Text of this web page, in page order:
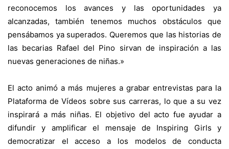
reconocemos los avances y las oportunidades ya
alcanzadas, también tenemos muchos obstáculos que
pensábamos ya superados. Queremos que las historias de
las becarias Rafael del Pino sirvan de inspiración a las
nuevas generaciones de niñas.»
El acto animó a más mujeres a grabar entrevistas para la
Plataforma de Vídeos sobre sus carreras, lo que a su vez
inspirará a más niñas. El objetivo del acto fue ayudar a
difundir y amplificar el mensaje de Inspiring Girls y
democratizar el acceso a los modelos de conducta